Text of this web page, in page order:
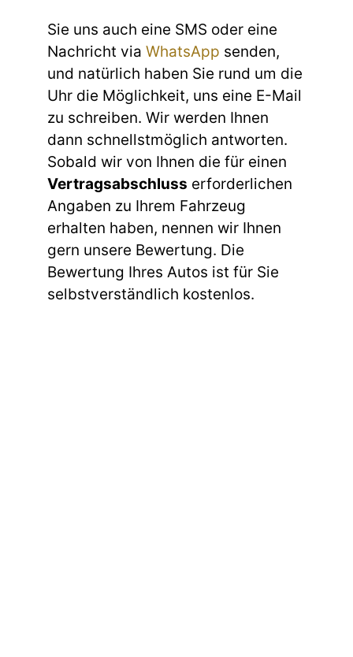
Sie uns auch eine SMS oder eine
Nachricht via WhatsApp senden,
und natürlich haben Sie rund um die
Uhr die Möglichkeit, uns eine E-Mail
zu schreiben. Wir werden Ihnen
dann schnellstmöglich antworten.
Sobald wir von Ihnen die für einen
Vertragsabschluss erforderlichen
Angaben zu Ihrem Fahrzeug
erhalten haben, nennen wir Ihnen
gern unsere Bewertung. Die
Bewertung Ihres Autos ist für Sie
selbstverständlich kostenlos.